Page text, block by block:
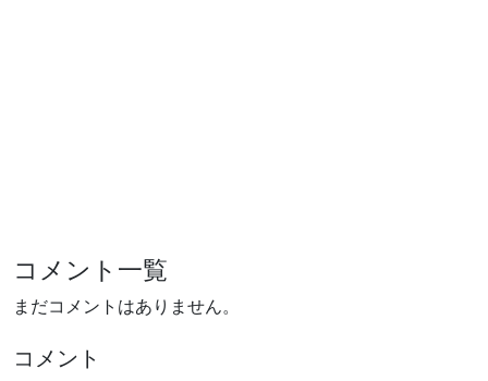
コメント一覧
まだコメントはありません。
コメント